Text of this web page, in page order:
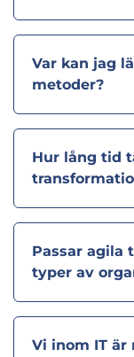
Var kan jag
metoder?
Hur lång tid
Passar agila
typer av
Vi inom IT är